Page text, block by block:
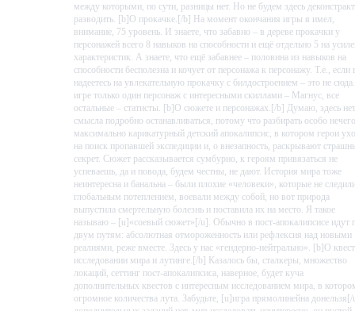
между которыми, по сути, разницы нет. Но не будем здесь деконстракт
разводить. [b]О прокачке.[/b] На момент окончания игры я имел,
внимание, 75 уровень. И знаете, что забавно – в дереве прокачки у
персонажей всего 8 навыков на способности и ещё отдельно 5 на
характеристик. А знаете, что ещё забавнее – половина из навыков на
способности бесполезна и кочует от персонажа к персонажу. Т.е., если
надеетесь на увлекательную прокачку с билдостроением – это не
игре только один персонаж с интересными скиллами – Магнус, все
остальные – статисты. [b]О сюжете и персонажах.[/b] Думаю, здесь нет
смысла подробно останавливаться, потому что разбирать особо
максимально карикатурный детский апокалипсис, в котором герои
на поиск пропавшей экспедиции и, о внезапность, раскрывают
секрет. Сюжет рассказывается сумбурно, к героям привязаться не
успеваешь, да и повода, будем честны, не дают. История мира тоже
неинтересна и банальна – были плохие «человеки», которые не
глобальным потеплением, воевали между собой, но вот природа
выпустила смертельную болезнь и поставила их на место. Я такое
называю – [u]«соевый сюжет»[/u]. Обычно в пост-апокалипсисе идут
двум путям: абсолютная отмороженность или рефлексия над новыми
реалиями, реже вместе. Здесь у нас «гендерно-нейтрально». [b]О
исследовании мира и лутинге.[/b] Казалось бы, сталкеры, множество
локаций, сеттинг пост-апокалипсиса, наверное, будет куча
дополнительных квестов с интересным исследованием мира, в
огромное количества лута. Забудьте, [u]игра прямолинейна